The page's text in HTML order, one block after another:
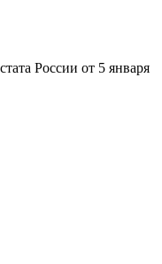
России от 5 января